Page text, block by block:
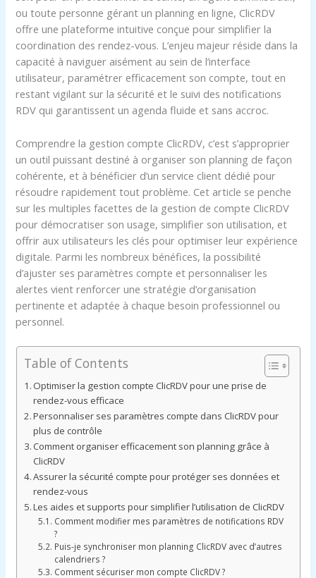
ou toute personne gérant un planning en ligne, ClicRDV
offre une plateforme intuitive conçue pour simplifier la
coordination des rendez-vous. L’enjeu majeur réside dans la
capacité à naviguer aisément au sein de l’interface
utilisateur, paramétrer efficacement son compte, tout en
restant vigilant sur la sécurité et le suivi des notifications
RDV qui garantissent un agenda fluide et sans accroc.
Comprendre la gestion compte ClicRDV, c’est s’approprier
un outil puissant destiné à organiser son planning de façon
cohérente, et à bénéficier d’un service client dédié pour
résoudre rapidement tout problème. Cet article se penche
sur les multiples facettes de la gestion de compte ClicRDV
pour démocratiser son usage, simplifier son utilisation, et
offrir aux utilisateurs les clés pour optimiser leur expérience
digitale. Parmi les nombreux bénéfices, la possibilité
d’ajuster ses paramètres compte et personnaliser les
alertes vient renforcer une stratégie d’organisation
pertinente et adaptée à chaque besoin professionnel ou
personnel.
Table of Contents
Optimiser la gestion compte ClicRDV pour une prise de
rendez-vous efficace
Personnaliser ses paramètres compte dans ClicRDV pour
plus de contrôle
Comment organiser efficacement son planning grâce à
ClicRDV
Assurer la sécurité compte pour protéger ses données et
rendez-vous
Les aides et supports pour simplifier l’utilisation de ClicRDV
Comment modifier mes paramètres de notifications RDV
?
Puis-je synchroniser mon planning ClicRDV avec d’autres
calendriers ?
Comment sécuriser mon compte ClicRDV ?